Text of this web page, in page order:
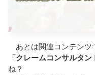
あとは関連コンテンツ
「クレームコンサルタン
ね？